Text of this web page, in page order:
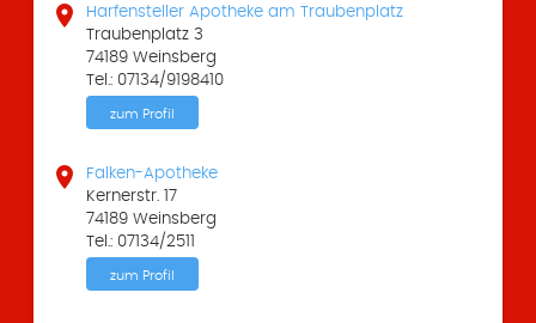

Harfensteller Apotheke am Traubenplatz
Traubenplatz 3
74189 Weinsberg
Tel.: 07134/9198410
zum Profil

Falken-Apotheke
Kernerstr. 17
74189 Weinsberg
Tel.: 07134/2511
zum Profil